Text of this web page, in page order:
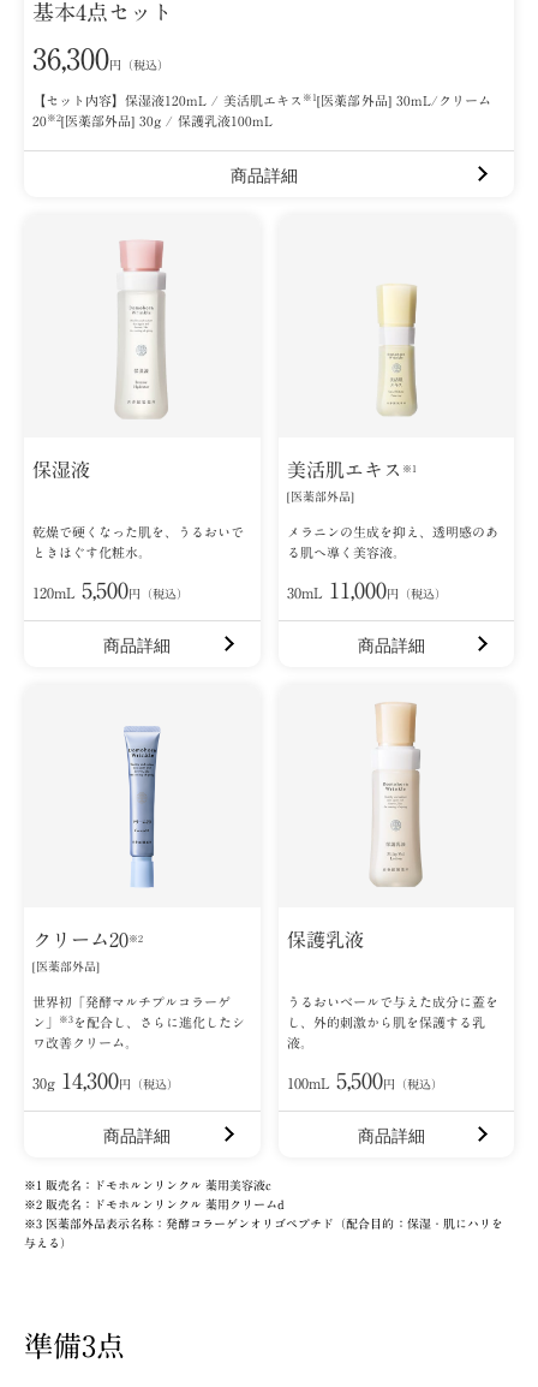
基本4点セット
36,300 円（税込）
【セット内容】保湿液120mL / 美活肌エキス ※1[医薬部外品] 30mL/クリーム
20※2[医薬部外品] 30g / 保護乳液100mL
商品詳細
保湿液
乾燥で硬くなった肌を、うるおいで
ときほぐす化粧水。
120mL 5,500 円（税込）
商品詳細
美活肌エキス ※1
[医薬部外品]
メラニンの生成を抑え、透明感のあ
る肌へ導く美容液。
30mL 11,000円（税込）
商品詳細
クリーム20※2
[医薬部外品]
世界初「発酵マルチプルコラーゲ
ン」
※3 を配合し、さらに進化したシ
ワ改善クリーム。
30g 14,300 円（税込）
商品詳細
保護乳液
うるおいベールで与えた成分に蓋を
し、外的刺激から肌を保護する乳
液。
100mL 5,500円（税込）
商品詳細
※1 販売名：ドモホルンリンクル 薬用美容液c
※2 販売名：ドモホルンリンクル 薬用クリームd
※3 医薬部外品表示名称：発酵コラーゲンオリゴペプチド（配合目的：保湿・肌にハリを
与える）
準備3点